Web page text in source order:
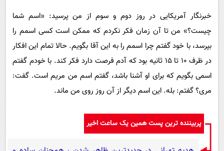
خبرنگار آمریکایی در روز دوم و سوم از من پرسید: «اسم شما
چیست؟» من تا آن زمان فکر نکردم که ممکن است کسی اسمم را
بپرسد، با خود گفتم چرا اسمم را به این آقا بگویم. حالا تمام این افکار
در ظرف ۱۰ تا ۱۵ ثانیه بود که آدم فرصت دارد فکر کند. با خودم گفتم
اسمی بگویم که برای او آشنا باشد، گفتم اسم من مریم است. گفت:
مری؟ گفتم: بله. این اسم دیگر از آن روز روی من ماند.
پربیننده ترین پست همین یک ساعت اخیر